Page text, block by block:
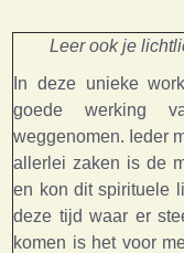
Leer ook je
n deze unieke
goede werking
weggenomen. Ieder
allerlei zaken is de
en kon dit spirituele
deze tijd waar er
komen is het voor